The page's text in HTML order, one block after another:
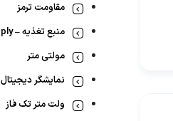
مقاومت ترمز
منبع تغذیه – Power Supply
مولتی متر
نمایشگر دیجیتال
ولت متر تک فاز